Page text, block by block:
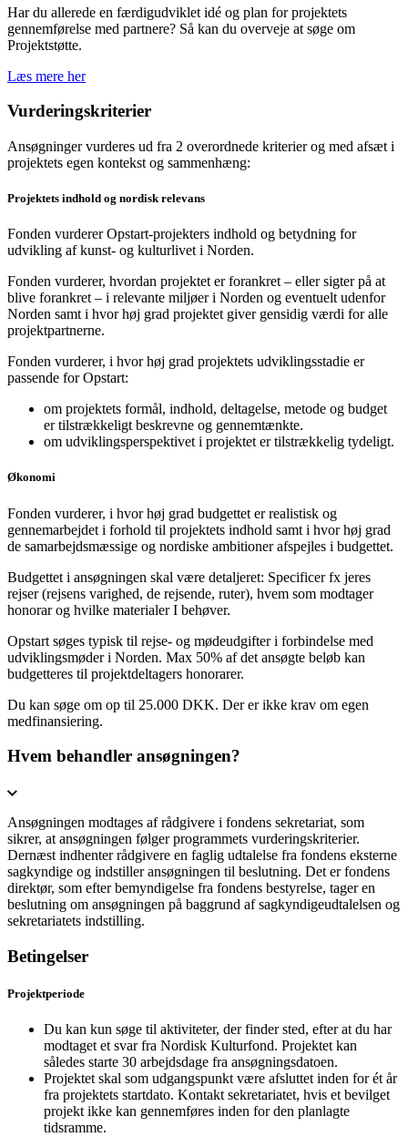
Har du allerede en færdigudviklet idé og plan for projektets
gennemførelse med partnere? Så kan du overveje at søge om
Projektstøtte.
Læs mere her
Vurderingskriterier
Ansøgninger vurderes ud fra 2 overordnede kriterier og med afsæt i
projektets egen kontekst og sammenhæng:
Projektets indhold og nordisk relevans
Fonden vurderer Opstart-projekters indhold og betydning for
udvikling af kunst- og kulturlivet i Norden.
Fonden vurderer, hvordan projektet er forankret – eller sigter på at
blive forankret – i relevante miljøer i Norden og eventuelt udenfor
Norden samt i hvor høj grad projektet giver gensidig værdi for alle
projektpartnerne.
Fonden vurderer, i hvor høj grad projektets udviklingsstadie er
passende for Opstart:
om projektets formål, indhold, deltagelse, metode og budget
er tilstrækkeligt beskrevne og gennemtænkte.
om udviklingsperspektivet i projektet er tilstrækkelig tydeligt.
Økonomi
Fonden vurderer, i hvor høj grad budgettet er realistisk og
gennemarbejdet i forhold til projektets indhold samt i hvor høj grad
de samarbejdsmæssige og nordiske ambitioner afspejles i budgettet.
Budgettet i ansøgningen skal være detaljeret: Specificer fx jeres
rejser (rejsens varighed, de rejsende, ruter), hvem som modtager
honorar og hvilke materialer I behøver.
Opstart søges typisk til rejse- og mødeudgifter i forbindelse med
udviklingsmøder i Norden. Max 50% af det ansøgte beløb kan
budgetteres til projektdeltagers honorarer.
Du kan søge om op til 25.000 DKK. Der er ikke krav om egen
medfinansiering.
Hvem behandler ansøgningen?
Ansøgningen modtages af rådgivere i fondens sekretariat, som
sikrer, at ansøgningen følger programmets vurderingskriterier.
Dernæst indhenter rådgivere en faglig udtalelse fra fondens eksterne
sagkyndige og indstiller ansøgningen til beslutning. Det er fondens
direktør, som efter bemyndigelse fra fondens bestyrelse, tager en
beslutning om ansøgningen på baggrund af sagkyndigeudtalelsen og
sekretariatets indstilling.
Betingelser
Projektperiode
Du kan kun søge til aktiviteter, der finder sted, efter at du har
modtaget et svar fra Nordisk Kulturfond. Projektet kan
således starte 30 arbejdsdage fra ansøgningsdatoen.
Projektet skal som udgangspunkt være afsluttet inden for ét år
fra projektets startdato. Kontakt sekretariatet, hvis et bevilget
projekt ikke kan gennemføres inden for den planlagte
tidsramme.